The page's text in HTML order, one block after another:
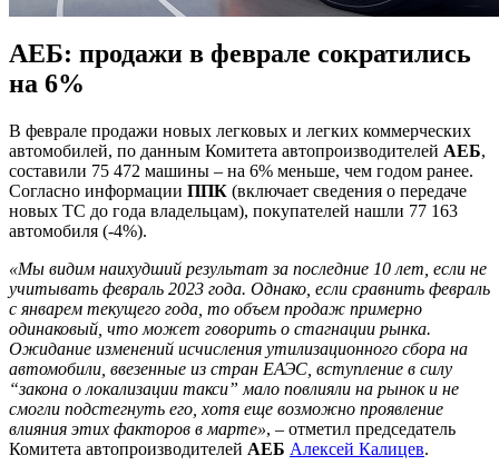
АЕБ: продажи в феврале сократились
на 6%
В феврале продажи новых легковых и легких коммерческих
автомобилей, по данным Комитета автопроизводителей АЕБ,
составили 75 472 машины – на 6% меньше, чем годом ранее.
Согласно информации ППК (включает сведения о передаче
новых ТС до года владельцам), покупателей нашли 77 163
автомобиля (-4%).
«Мы видим наихудший результат за последние 10 лет, если не
учитывать февраль 2023 года. Однако, если сравнить февраль
с январем текущего года, то объем продаж примерно
одинаковый, что может говорить о стагнации рынка.
Ожидание изменений исчисления утилизационного сбора на
автомобили, ввезенные из стран ЕАЭС, вступление в силу
“закона о локализации такси” мало повлияли на рынок и не
смогли подстегнуть его, хотя еще возможно проявление
влияния этих факторов в марте», – отметил председатель
Комитета автопроизводителей АЕБ Алексей Калицев.